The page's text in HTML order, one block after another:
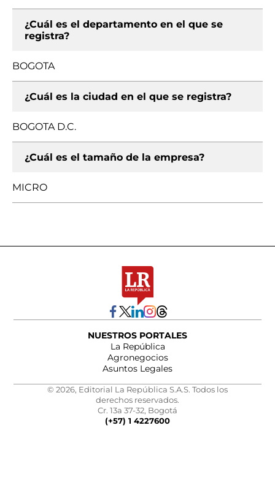
¿Cuál es el departamento en el que se
registra?
BOGOTA
¿Cuál es la ciudad en el que se registra?
BOGOTA D.C.
¿Cuál es el tamaño de la empresa?
MICRO
NUESTROS PORTALES
La República
Agronegocios
Asuntos Legales
© 2026, Editorial La República S.A.S. Todos los
derechos reservados.
Cr. 13a 37-32, Bogotá
(+57) 1 4227600